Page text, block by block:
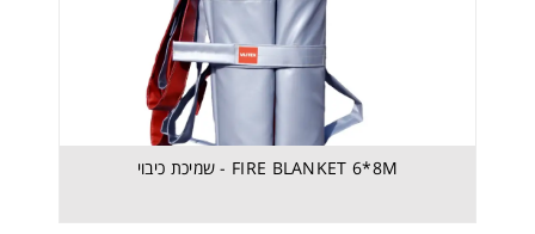
FIRE BLANKET 6*8M - שמיכת כיבוי